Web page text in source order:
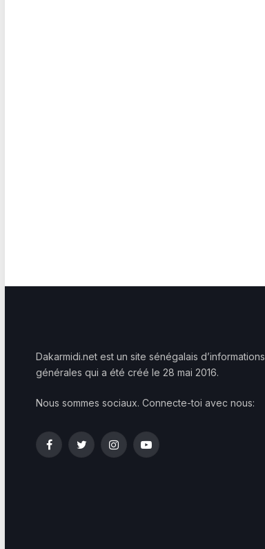
Dakarmidi.net est un site sénégalais d’informations
générales qui a été créé le 28 mai 2016.
Nous sommes sociaux. Connecte-toi avec nous:
FacebookTwitterInstagramYouTube